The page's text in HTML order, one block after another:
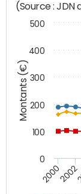
Montants (€)
(Source : JDN
20002002
0
100
200
300
400
500